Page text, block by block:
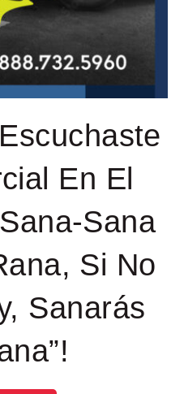
En El
Sana
Si No
Sanarás